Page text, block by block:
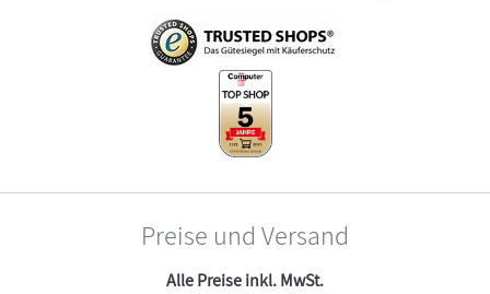
Preise und Versand
Alle Preise inkl. MwSt.